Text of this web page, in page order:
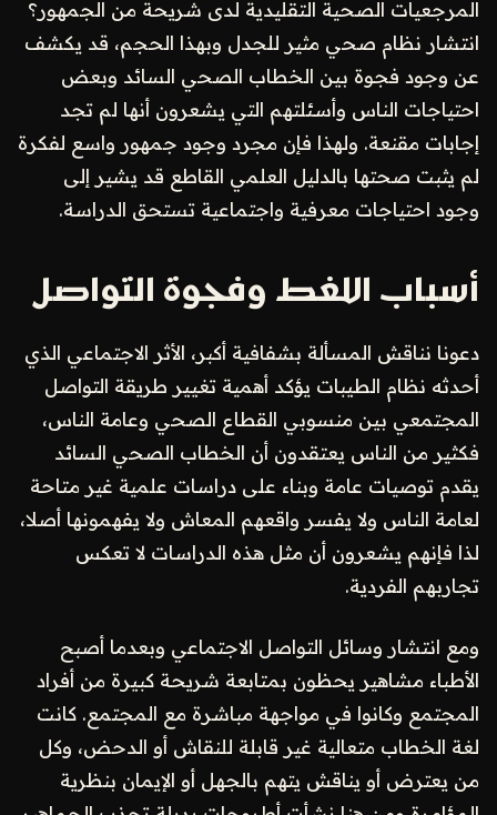
المرجعيات الصحية التقليدية لدى شريحة من الجمهور؟
انتشار نظام صحي مثير للجدل وبهذا الحجم، قد يكشف
عن وجود فجوة بين الخطاب الصحي السائد وبعض
احتياجات الناس وأسئلتهم التي يشعرون أنها لم تجد
إجابات مقنعة. ولهذا فإن مجرد وجود جمهور واسع لفكرة
لم يثبت صحتها بالدليل العلمي القاطع قد يشير إلى
وجود احتياجات معرفية واجتماعية تستحق الدراسة.
أسباب اللغط وفجوة التواصل
دعونا نناقش المسألة بشفافية أكبر، الأثر الاجتماعي الذي
أحدثه نظام الطيبات يؤكد أهمية تغيير طريقة التواصل
المجتمعي بين منسوبي القطاع الصحي وعامة الناس،
فكثير من الناس يعتقدون أن الخطاب الصحي السائد
يقدم توصيات عامة وبناء على دراسات علمية غير متاحة
لعامة الناس ولا يفسر واقعهم المعاش ولا يفهمونها أصلا،
لذا فإنهم يشعرون أن مثل هذه الدراسات لا تعكس
تجاربهم الفردية.
ومع انتشار وسائل التواصل الاجتماعي وبعدما أصبح
الأطباء مشاهير يحظون بمتابعة شريحة كبيرة من أفراد
المجتمع وكانوا في مواجهة مباشرة مع المجتمع. كانت
لغة الخطاب متعالية غير قابلة للنقاش أو الدحض، وكل
من يعترض أو يناقش يتهم بالجهل أو الإيمان بنظرية